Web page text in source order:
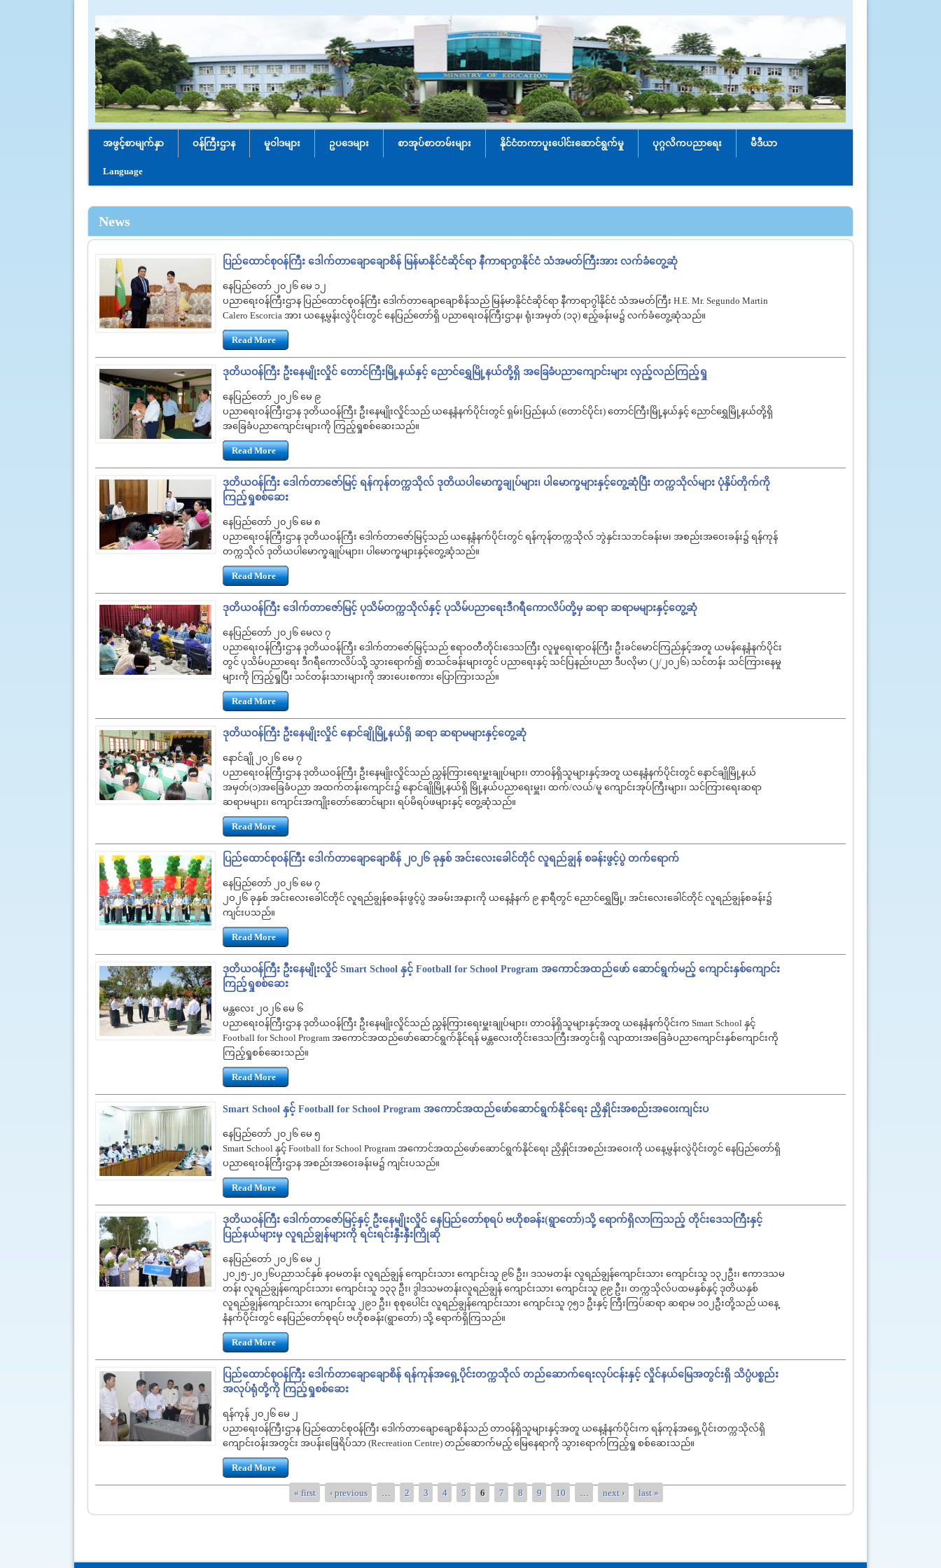
အဖွင့်စာမျက်နှာ ဝန်ကြီးဌာန မူဝါဒများ ဥပဒေများ စာအုပ်စာတမ်းများ နိုင်ငံတကာပူးပေါင်း‌ဆောင်ရွက်မှု ပုဂ္ဂလိကပညာရေး မီဒီယာ
Language
News
ပြည်ထောင်စုဝန်ကြီး ဒေါက်တာချောချောစိန် မြန်မာနိုင်ငံဆိုင်ရာ နီကာရာဂွာနိုင်ငံ သံအမတ်ကြီးအား လက်ခံတွေ့ဆုံ
နေပြည်တော် ၂၀၂၆ မေ ၁၂
ပညာရေးဝန်ကြီးဌာန ပြည်ထောင်စုဝန်ကြီး ဒေါက်တာချောချောစိန်သည် မြန်မာနိုင်ငံဆိုင်ရာ နီကာရာဂွါနိုင်ငံ သံအမတ်ကြီး H.E. Mr. Segundo Martin
Calero Escorcia အား ယနေ့မွန်းလွဲပိုင်းတွင် နေပြည်တော်ရှိ ပညာရေးဝန်ကြီးဌာန၊ ရုံးအမှတ် (၁၃) ဧည့်ခန်းမ၌ လက်ခံတွေ့ဆုံသည်။
Read More
ဒုတိယဝန်ကြီး ဦးနေမျိုးလှိုင် တောင်ကြီးမြို့နယ်နှင့် ညောင်ရွှေမြို့နယ်တို့ရှိ အခြေခံပညာကျောင်းများ လှည့်လည်ကြည့်ရှု
‌နေပြည်တော် ၂၀၂၆ မေ ၉
ပညာရေးဝန်ကြီးဌာန ဒုတိယဝန်ကြီး ဦးနေမျိုးလှိုင်သည် ယနေ့နံနက်ပိုင်းတွင် ရှမ်းပြည်နယ် (တောင်ပိုင်း) တောင်ကြီးမြို့နယ်နှင့် ညောင်ရွှေမြို့နယ်တို့ရှိ
အခြေခံပညာကျောင်းများကို ကြည့်ရှုစစ်ဆေးသည်။
Read More
ဒုတိယဝန်ကြီး ဒေါက်တာဇော်မြင့် ရန်ကုန်တက္ကသိုလ် ဒုတိယပါမောက္ခချုပ်များ၊ ပါမောက္ခများနှင့်တွေ့ဆုံပြီး တက္ကသိုလ်များ ပုံနှိပ်တိုက်ကို
ကြည့်ရှုစစ်ဆေး
နေပြည်တော် ၂၀၂၆ မေ ၈
ပညာရေးဝန်ကြီးဌာန ဒုတိယဝန်ကြီး ဒေါက်တာဇော်မြင့်သည် ယနေ့နံနက်ပိုင်းတွင် ရန်ကုန်တက္ကသိုလ် ဘွဲနှင်းသဘင်ခန်းမ၊ အစည်းအဝေးခန်း၌ ရန်ကုန်
တက္ကသိုလ် ဒုတိယပါမောက္ခချုပ်များ၊ ပါမောက္ခများနှင့်တွေ့ဆုံသည်။
Read More
ဒုတိယဝန်ကြီး ဒေါက်တာဇော်မြင့် ပုသိမ်တက္ကသိုလ်နှင့် ပုသိမ်ပညာရေးဒီဂရီကောလိပ်တို့မှ ဆရာ ဆရာမများနှင့်တွေ့ဆုံ
နေပြည်တော် ၂၀၂၆ မေလ ၇
ပညာရေးဝန်ကြီးဌာန ဒုတိယဝန်ကြီး ဒေါက်တာဇော်မြင့်သည် ဧရာဝတီတိုင်းဒေသကြီး လူမှုရေးရာဝန်ကြီး ဦးခင်မောင်ကြည်နှင့်အတူ ယမန်နေ့နံနက်ပိုင်း
တွင် ပုသိမ်ပညာရေး ဒီဂရီကောလိပ်သို့ သွားရောက်၍ စာသင်ခန်းများတွင် ပညာရေးနှင့် သင်ပြနည်းပညာ ဒီပလိုမာ (၂/၂၀၂၆) သင်တန်း သင်ကြားနေမှု
များကို ကြည့်ရှုပြီး သင်တန်းသားများကို အားပေးစကား ပြောကြားသည်။
Read More
ဒုတိယဝန်ကြီး ဦးနေမျိုးလှိုင် နောင်ချိုမြို့နယ်ရှိ ဆရာ ဆရာမများနှင့်တွေ့ဆုံ
နောင်ချို ၂၀၂၆ မေ ၇
ပညာရေးဝန်ကြီးဌာန ဒုတိယဝန်ကြီး ဦးနေမျိုးလှိုင်သည် ညွှန်ကြား‌ရေးမှူးချုပ်များ၊ တာဝန်ရှိသူများနှင့်အတူ ယနေ့နံနက်ပိုင်းတွင် နောင်ချိုမြို့နယ်
အမှတ်(၁)အခြေခံပညာ အထက်တန်းကျောင်း၌ နောင်ချိုမြို့နယ်ရှိ မြို့နယ်ပညာရေးမှူး၊ ထက်/လယ်/မူ ကျောင်းအုပ်ကြီးများ၊ သင်ကြားရေးဆရာ
ဆရာမများ၊ ကျောင်းအကျိုးတော်ဆောင်များ၊ ရပ်မိရပ်ဖများနှင့် တွေ့ဆုံသည်။
Read More
ပြည်ထောင်စု၀န်ကြီး ဒေါက်တာချောချောစိန် ၂ဝ၂၆ ခုနှစ် အင်းလေးခေါင်တိုင် လူရည်ချွန် စခန်းဖွင့်ပွဲ တက်ရောက်
နေပြည်တော် ၂၀၂၆ မေ ၇
၂ဝ၂၆ ခုနှစ် အင်းလေးခေါင်တိုင် လူရည်ချွန်စခန်းဖွင့်ပွဲ အခမ်းအနားကို ယနေ့နံနက် ၉ နာရီတွင် ညောင်ရွှေမြို့၊ အင်းလေးခေါင်တိုင် လူရည်ချွန်စခန်း၌
ကျင်းပသည်။
Read More
ဒုတိယဝန်ကြီး ဦးနေမျိုးလှိုင် Smart School နှင့် Football for School Program အကောင်အထည်ဖော် ဆောင်ရွက်မည့် ကျောင်းနှစ်ကျောင်း
ကြည့်ရှုစစ်ဆေး
မန္တလေး ၂၀၂၆ မေ ၆
ပညာရေးဝန်ကြီးဌာန ဒုတိယဝန်ကြီး ဦးနေမျိုးလှိုင်သည် ညွှန်ကြားရေးမှူးချုပ်များ၊ တာဝန်ရှိသူများနှင့်အတူ ယနေ့နံနက်ပိုင်းက Smart School နှင့်
Football for School Program အကောင်အထည်ဖော်ဆောင်ရွက်နိုင်ရန် မန္တလေးတိုင်းဒေသကြီးအတွင်းရှိ လျာထားအခြေခံပညာကျောင်းနှစ်ကျောင်းကို
ကြည့်ရှုစစ်ဆေးသည်။
Read More
Smart School နှင့် Football for School Program အကောင်အထည်ဖော်ဆောင်ရွက်နိုင်ရေး ညှိနှိုင်းအစည်းအဝေးကျင်းပ
နေပြည်တော် ၂၀၂၆ မေ ၅
Smart School နှင့် Football for School Program အကောင်အထည်ဖော်ဆောင်ရွက်နိုင်ရေး ညှိနှိုင်းအစည်းအဝေးကို ယနေ့မွန်းလွဲပိုင်းတွင် နေပြည်တော်ရှိ
ပညာရေးဝန်ကြီးဌာန အစည်းအဝေးခန်းမ၌ ကျင်းပသည်။
Read More
ဒုတိယဝန်ကြီး ဒေါက်တာဇော်မြင့်နှင့် ဦးနေမျိုးလှိုင် နေပြည်တော်စုရပ် ဗဟိုစခန်း(ရွာတော်)သို့ ရောက်ရှိလာကြသည့် တိုင်းဒေသကြီးနှင့်
ပြည်နယ်များမှ လူရည်ချွန်များကို ရင်းရင်းနှီးနှီးကြိုဆို
နေပြည်တော် ‌၂၀၂၆ မေ ၂
၂၀၂၅-၂၀၂၆ပညာသင်နှစ် နဝမတန်း လူရည်ချွန် ကျောင်းသား ကျောင်းသူ ၉၆ ဦး၊ ဒသမတန်း လူရည်ချွန်ကျောင်းသား ကျောင်းသူ ၁၃၂ဦး၊ ဧကာဒသမ
တန်း လူရည်ချွန်ကျောင်းသား ကျောင်းသူ ၁၃၃ ဦး၊ ဒွါဒသမတန်းလူရည်ချွန် ကျောင်းသား ကျောင်းသူ ၉၉ ဦး၊ တက္ကသိုလ်ပထမနှစ်နှင့် ဒုတိယနှစ်
လူရည်ချွန်ကျောင်းသား‌ ကျောင်းသူ ၂၉၁ ဦး၊ စုစုပေါင်း လူရည်ချွန်ကျောင်းသား ကျောင်းသူ ၇၅၁ ဦးနှင့် ကြီးကြပ်ဆရာ ဆရာမ ၁၀၂ဦးတို့သည် ယနေ့
နံနက်ပိုင်းတွင် နေပြည်တော်စုရပ် ဗဟိုစခန်း(ရွာတော်) သို့ ရောက်ရှိကြသည်။
Read More
ပြည်ထောင်စုဝန်ကြီး ဒေါက်တာချောချောစိန် ရန်ကုန်အရှေ့ပိုင်းတက္ကသိုလ် တည်ဆောက်ရေးလုပ်ငန်းနှင့် လှိုင်နယ်‌မြေအတွင်းရှိ သိပ္ပံပစ္စည်း
အလုပ်ရုံတို့ကို ကြည့်ရှုစစ်ဆေး
ရန်ကုန် ၂၀၂၆ မေ ၂
ပညာရေး၀န်ကြီးဌာန ပြည်ထောင်စု၀န်ကြီး‌ ဒေါက်တာချောချောစိန်သည် တာ၀န်ရှိသူများနှင့်အတူ ယနေ့နံနက်ပိုင်းက ရန်ကုန်အရှေ့ပိုင်းတက္ကသိုလ်ရှိ
ကျောင်းဝန်းအတွင်း အပန်းဖြေရိပ်သာ (Recreation Centre) တည်ဆောက်မည့် မြေနေရာကို သွားရောက်ကြည့်ရှု စစ်ဆေးသည်။
Read More
« first ‹ previous 2 3 4 5 6 7 8 9 10 next › last »